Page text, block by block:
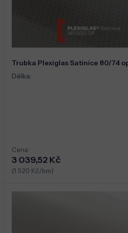
Trubka Plexiglas Satinice 80/74
Délka:
Cena:
3 039,52 Kč
(1 520 Kč/bm)